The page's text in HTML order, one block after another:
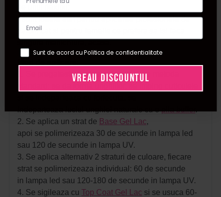
- sunt ideale atat pentru aplicarea profesionala de
salon, cat si pentru femeile ce prefera sa isi faca
1. Se pregateste unghia naturala dupa metoda
indeparteaza luciul unghiei naturale cu opila buffer.
2. Se aplica un strat de Base Gel Lac,
apoi se polimerizeaza 30 de secunde in lampa led
sau 120 de secunde in lampa UV.
3. Se aplica alternativ 2 straturi de culoare, fiecare
strat se polimerizeaza individual: 60 de secunde
in lampa led sau 120-180 de secunde in lampa UV.
4. Se sigileaza cu Top Coat Gel Lac si se usuca 60-
Sunt de acord cu Politica de confidentialitate
VREAU DISCOUNTUL